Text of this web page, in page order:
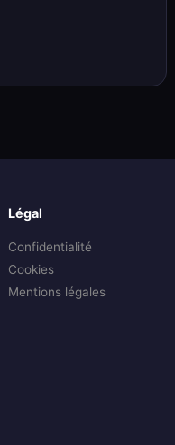
Légal
Confidentialité
Cookies
Mentions légales